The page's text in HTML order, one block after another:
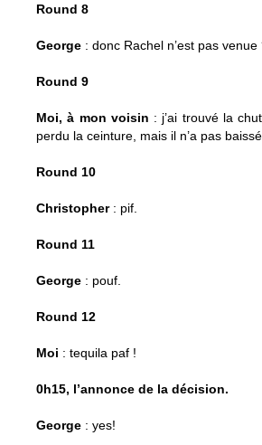
Round 8
George : donc Rachel n’est pas venue
Round 9
Moi, à mon voisin : j’ai trouvé la
perdu la ceinture, mais il n’a pas
Round 10
Christopher: pif.
Round 11
George : pouf.
Round 12
Moi : tequila paf !
0h15, l’annonce de la décision.
George : yes!